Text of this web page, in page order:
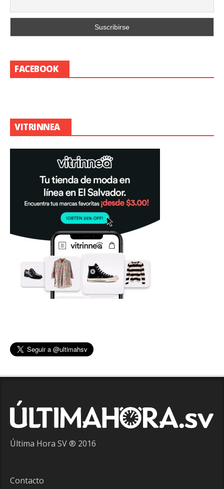
FACEBOOK
VITRINNEA
Última Hora SV ® 2016
Contacto